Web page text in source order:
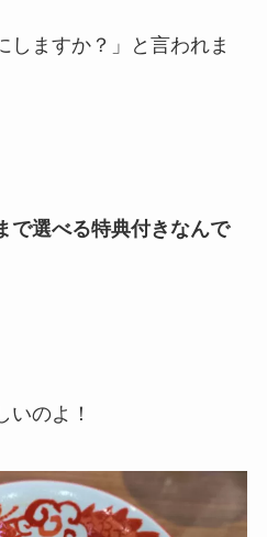
しますか？」と言われま
で選べる特典付きなんで
いのよ！